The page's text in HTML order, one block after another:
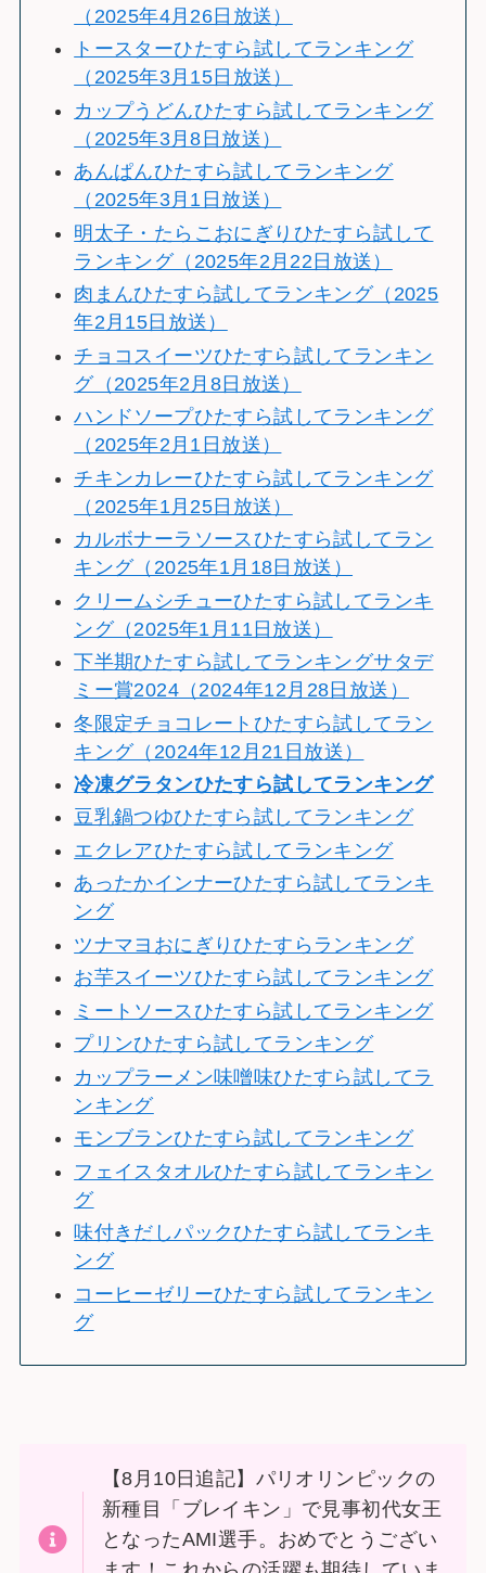
（2025年4月26日放送）
トースターひたすら試してランキング
（2025年3月15日放送）
カップうどんひたすら試してランキング
（2025年3月8日放送）
あんぱんひたすら試してランキング
（2025年3月1日放送）
明太子・たらこおにぎりひたすら試して
ランキング（2025年2月22日放送）
肉まんひたすら試してランキング（2025
年2月15日放送）
チョコスイーツひたすら試してランキン
グ（2025年2月8日放送）
ハンドソープひたすら試してランキング
（2025年2月1日放送）
チキンカレーひたすら試してランキング
（2025年1月25日放送）
カルボナーラソースひたすら試してラン
キング（2025年1月18日放送）
クリームシチューひたすら試してランキ
ング（2025年1月11日放送）
下半期ひたすら試してランキングサタデ
ミー賞2024（2024年12月28日放送）
冬限定チョコレートひたすら試してラン
キング（2024年12月21日放送）
冷凍グラタンひたすら試してランキング
豆乳鍋つゆひたすら試してランキング
エクレアひたすら試してランキング
あったかインナーひたすら試してランキ
ング
ツナマヨおにぎりひたすらランキング
お芋スイーツひたすら試してランキング
ミートソースひたすら試してランキング
プリンひたすら試してランキング
カップラーメン味噌味ひたすら試してラ
ンキング
モンブランひたすら試してランキング
フェイスタオルひたすら試してランキン
グ
味付きだしパックひたすら試してランキ
ング
コーヒーゼリーひたすら試してランキン
グ
【8月10日追記】パリオリンピックの
新種目「ブレイキン」で見事初代女王
となったAMI選手。おめでとうござい